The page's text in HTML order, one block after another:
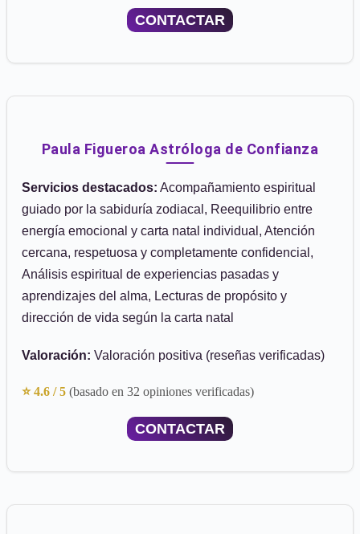
CONTACTAR
Paula Figueroa Astróloga de Confianza
Servicios destacados: Acompañamiento espiritual
guiado por la sabiduría zodiacal, Reequilibrio entre
energía emocional y carta natal individual, Atención
cercana, respetuosa y completamente confidencial,
Análisis espiritual de experiencias pasadas y
aprendizajes del alma, Lecturas de propósito y
dirección de vida según la carta natal
Valoración: Valoración positiva (reseñas verificadas)
⭐ 4.6 / 5 (basado en 32 opiniones verificadas)
CONTACTAR